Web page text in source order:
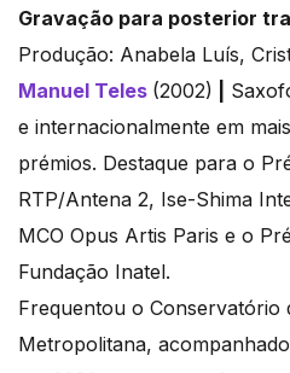
Gravação para posterior
Produção: Anabela Luís,
Manuel Teles (2002)
e internacionalmente em
prémios. Destaque para o
RTP/Antena 2, Ise-Shima
MCO Opus Artis Paris e o
Fundação Inatel.
Frequentou o Conservatório
Metropolitana,